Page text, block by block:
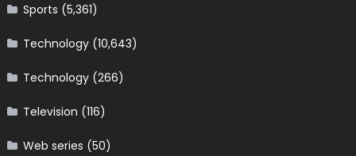
Sports (5,361)
Technology(10,643)
Technology(266)
Television (116)
Web series (50)